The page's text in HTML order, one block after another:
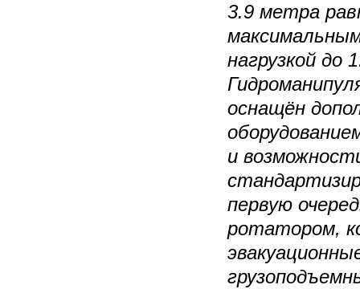
3.9 метра
нагрузкой до
оснащён
и
первую
ротатором,